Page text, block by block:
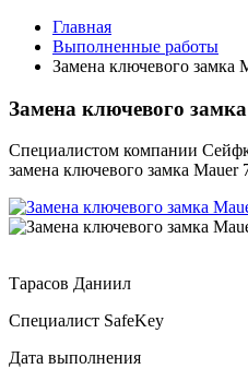
Главная
Выполненные работы
Замена ключевого замка
Замена ключевого
Специалистом компании
замена ключевого замка Mauer
Тарасов Даниил
Специалист SafeKey
Дата выполнения